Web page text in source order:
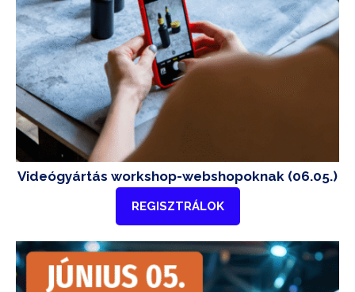
Videógyártás workshop-webshopoknak (06.05.)
REGISZTRÁLOK